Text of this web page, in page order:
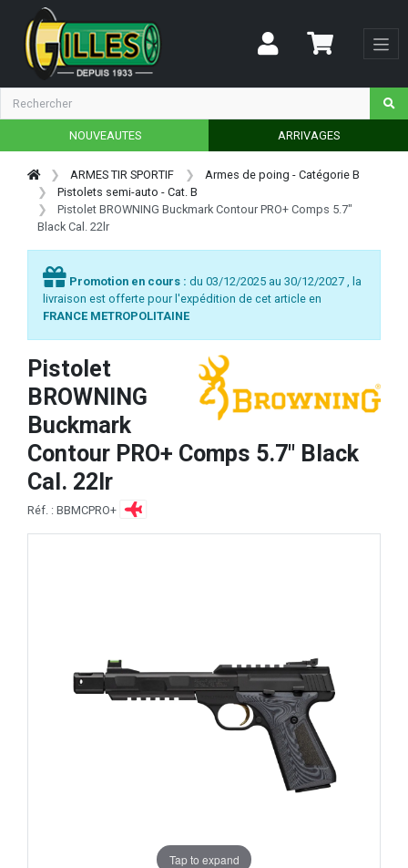
NOUVEAUTES ARRIVAGES
ARMES TIR SPORTIF
Armes de poing - Catégorie B
Pistolets semi-auto - Cat. B
Pistolet BROWNING Buckmark Contour PRO+ Comps 5.7"
Black Cal. 22lr
Promotion en cours : du 03/12/2025 au 30/12/2027 , la
livraison est offerte pour l'expédition de cet article en
FRANCE METROPOLITAINE
Pistolet
BROWNING
Buckmark
Contour PRO+ Comps 5.7" Black
Cal. 22lr
Réf. : BBMCPRO+
Tap to expand